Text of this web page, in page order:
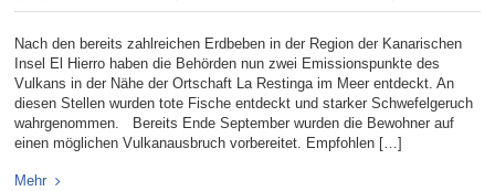
Nach den bereits zahlreichen Erdbeben in der Region der Kanarischen
Insel El Hierro haben die Behörden nun zwei Emissionspunkte des
Vulkans in der Nähe der Ortschaft La Restinga im Meer entdeckt. An
diesen Stellen wurden tote Fische entdeckt und starker Schwefelgeruch
wahrgenommen. Bereits Ende September wurden die Bewohner auf
einen möglichen Vulkanausbruch vorbereitet. Empfohlen […]
Mehr